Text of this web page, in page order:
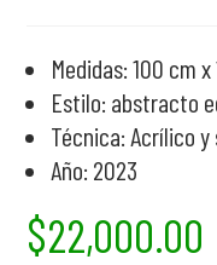
Medidas: 100 cm
Estilo: abstracto
Técnica: Acrílico
Año: 2023
$22,000.00